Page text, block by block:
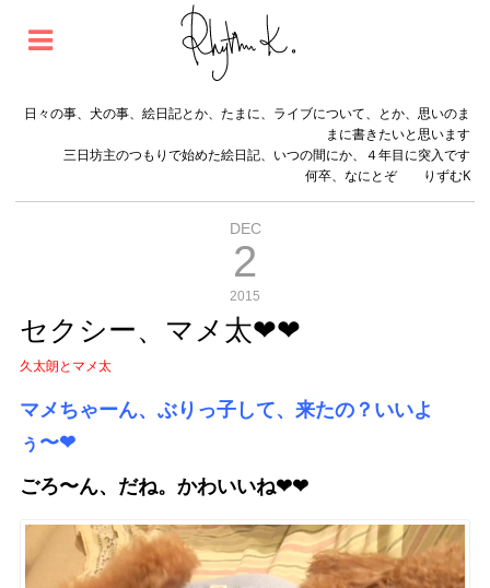
日々の事、犬の事、絵日記とか、たまに、ライブについて、とか、思いのま
まに書きたいと思います
三日坊主のつもりで始めた絵日記、いつの間にか、４年目に突入です
何卒、なにとぞ りずむK
DEC
2
2015
セクシー、マメ太❤︎❤︎
久太朗とマメ太
マメちゃーん、ぶりっ子して、来たの？いいよ
ぅ〜❤︎
ごろ〜ん、だね。かわいいね❤︎❤︎